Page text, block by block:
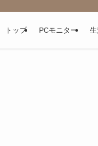
トップ PCモニター